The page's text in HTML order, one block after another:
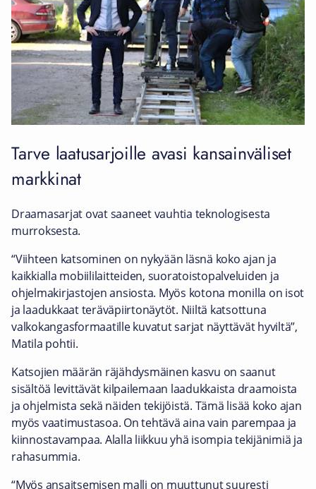
Tarve laatusarjoille avasi kansainväliset
markkinat
Draamasarjat ovat saaneet vauhtia teknologisesta
murroksesta.
“Viihteen katsominen on nykyään läsnä koko ajan ja
kaikkialla mobiililaitteiden, suoratoistopalveluiden ja
ohjelmakirjastojen ansiosta. Myös kotona monilla on isot
ja laadukkaat teräväpiirtonäytöt. Niiltä katsottuna
valkokangasformaatille kuvatut sarjat näyttävät hyviltä”,
Matila pohtii.
Katsojien määrän räjähdysmäinen kasvu on saanut
sisältöä levittävät kilpailemaan laadukkaista draamoista
ja ohjelmista sekä näiden tekijöistä. Tämä lisää koko ajan
myös vaatimustasoa. On tehtävä aina vain parempaa ja
kiinnostavampaa. Alalla liikkuu yhä isompia tekijänimiä ja
rahasummia.
“Myös ansaitsemisen malli on muuttunut suuresti